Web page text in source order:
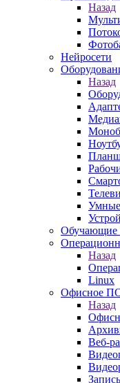
Назад
Нейросети
Назад
Обучающие
Назад
Linux
Офисное
Назад
Веб-